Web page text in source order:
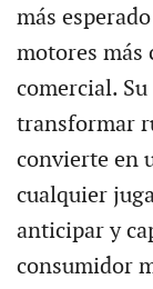
más
motores más
comercial.
transformar
convierte en
cualquier
anticipar y
consumidor